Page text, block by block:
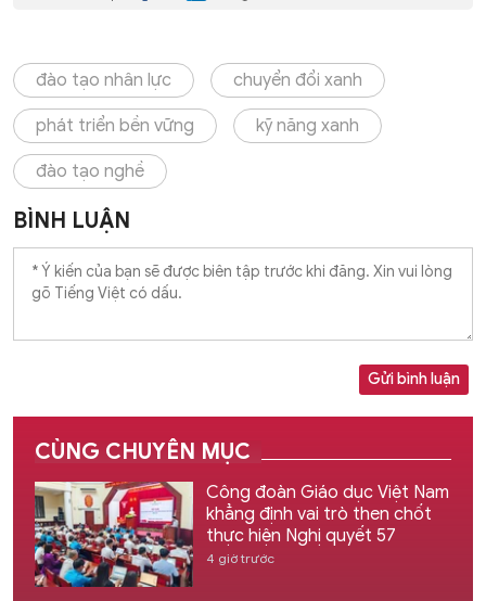
đào tạo nhân lực chuyển đổi xanh
phát triển bền vững kỹ năng xanh
đào tạo nghề
BÌNH LUẬN
Gửi bình luận
CÙNG CHUYÊN MỤC
Công đoàn Giáo dục Việt Nam
khẳng định vai trò then chốt
thực hiện Nghị quyết 57
4 giờ trước